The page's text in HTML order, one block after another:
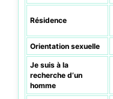
Résidence
Orientation sexuelle
Je suis à la
recherche d’un
homme